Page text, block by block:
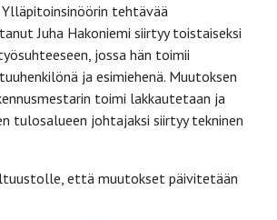
tehtävää
Juha Hakoniemi siirtyy toistaiseksi
jossa hän toimii
ja esimiehenä. Muutoksen
toimi lakkautetaan ja
tulosalueen johtajaksi siirtyy tekninen
että muutokset päivitetään